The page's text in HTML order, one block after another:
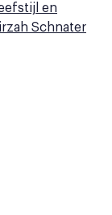
en
Schnater